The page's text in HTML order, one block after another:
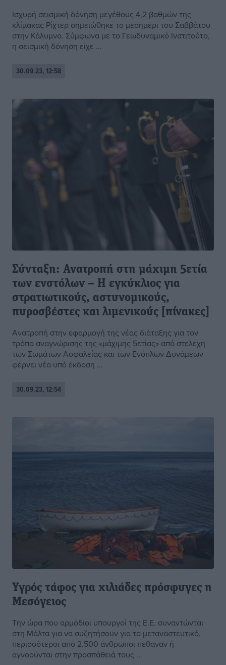
Ισχυρή σεισμική δόνηση μεγέθους 4,2 βαθμών της
κλίμακας Ρίχτερ σημειώθηκε το μεσημέρι του Σαββάτου
στην Κάλυμνο. Σύμφωνα με το Γεωδυναμικό Ινστιτούτο,
η σεισμική δόνηση είχε ...
30.09.23, 12:58
Σύνταξη: Ανατροπή στη μάχιμη 5ετία
των ενστόλων – Η εγκύκλιος για
στρατιωτικούς, αστυνομικούς,
πυροσβέστες και λιμενικούς [πίνακες]
Ανατροπή στην εφαρμογή της νέας διάταξης για τον
τρόπο αναγνώρισης της «μάχιμης 5ετίας» από στελέχη
των Σωμάτων Ασφαλείας και των Ενόπλων Δυνάμεων
φέρνει νέα υπό έκδοση ...
30.09.23, 12:54
Υγρός τάφος για χιλιάδες πρόσφυγες η
Μεσόγειος
Την ώρα που αρμόδιοι υπουργοί της Ε.Ε. συναντώνται
στη Μάλτα για να συζητήσουν για το μεταναστευτικό,
περισσότεροι από 2.500 άνθρωποι πέθαναν ή
αγνοούνται στην προσπάθειά τους ...